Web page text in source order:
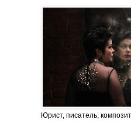
Юрист, писатель,